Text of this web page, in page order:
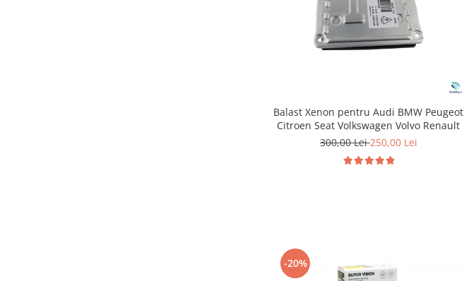
Balast Xenon pentru Audi BMW Peugeot
Citroen Seat Volkswagen Volvo Renault
300,00 Lei250,00 Lei
-20%